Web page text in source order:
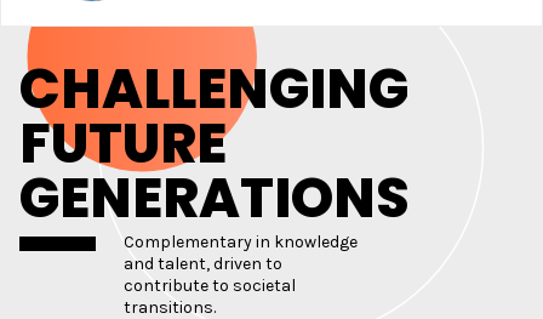
CHALLENGING
FUTURE
GENERATIONS
Complementary in knowledge
and talent, driven to
contribute to societal
transitions.